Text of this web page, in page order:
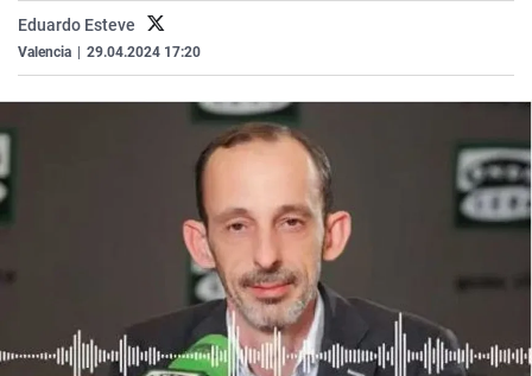
Como el perro y el
Equipo de
Operación Viuda
La Rioja
Elecciones
Eduardo Esteve
Valencia 29.04.2024 17:20